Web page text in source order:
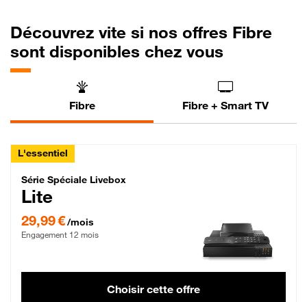
Découvrez vite si nos offres Fibre
sont disponibles chez vous
Fibre Fibre + Smart TV
L'essentiel
Série Spéciale Livebox Lite Fibre
Série Spéciale Livebox
Lite
29,99 €/mois
Engagement 12 mois
Choisir cette offre